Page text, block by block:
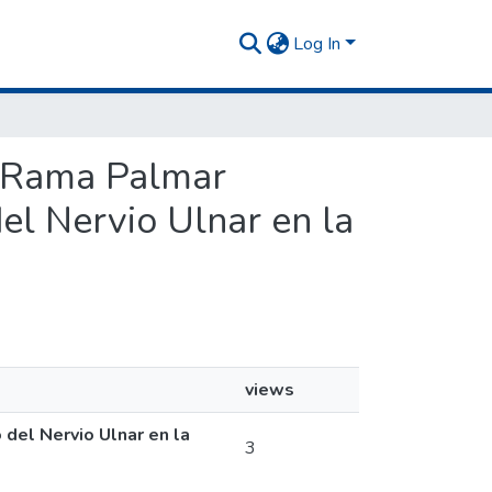
Log In
Palmar
Nervio Ulnar en la
views
Nervio Ulnar en la
3